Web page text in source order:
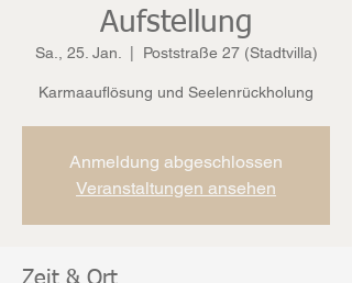
Aufstellung
Sa., 25. Jan. Poststraße 27 (Stadtvilla)
Karmaauflösung und Seelenrückholung
Anmeldung abgeschlossen
Veranstaltungen ansehen
Zeit & Ort